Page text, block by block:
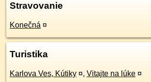
Stravovanie
Konečná ¤
Turistika
Karlova Ves, Kútiky ¤, Vitajte na lúke ¤